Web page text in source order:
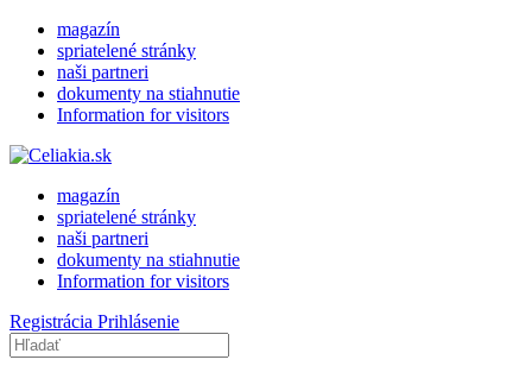
magazín
spriatelené stránky
naši partneri
dokumenty na stiahnutie
Information for visitors
magazín
spriatelené stránky
naši partneri
dokumenty na stiahnutie
Information for visitors
Registrácia Prihlásenie